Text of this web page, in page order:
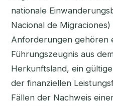
nationale
Nacional de
Anforderungen gehören
Führungszeugnis aus
Herkunftsland, ein
der finanziellen
Fällen der Nachweis